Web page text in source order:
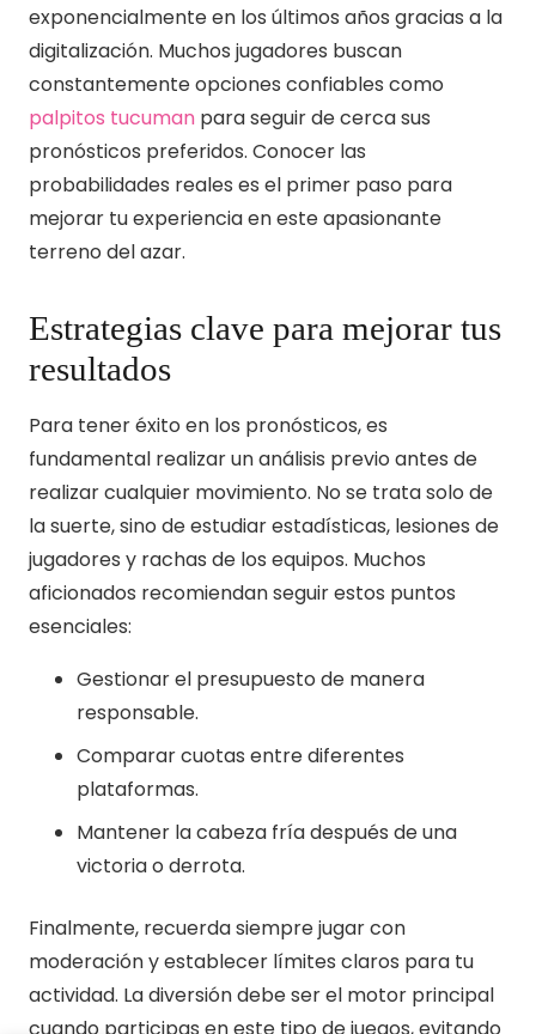
exponencialmente en los últimos años gracias a la
digitalización. Muchos jugadores buscan
constantemente opciones confiables como
palpitos tucuman para seguir de cerca sus
pronósticos preferidos. Conocer las
probabilidades reales es el primer paso para
mejorar tu experiencia en este apasionante
terreno del azar.
Estrategias clave para mejorar tus
resultados
Para tener éxito en los pronósticos, es
fundamental realizar un análisis previo antes de
realizar cualquier movimiento. No se trata solo de
la suerte, sino de estudiar estadísticas, lesiones de
jugadores y rachas de los equipos. Muchos
aficionados recomiendan seguir estos puntos
esenciales:
Gestionar el presupuesto de manera
responsable.
Comparar cuotas entre diferentes
plataformas.
Mantener la cabeza fría después de una
victoria o derrota.
Finalmente, recuerda siempre jugar con
moderación y establecer límites claros para tu
actividad. La diversión debe ser el motor principal